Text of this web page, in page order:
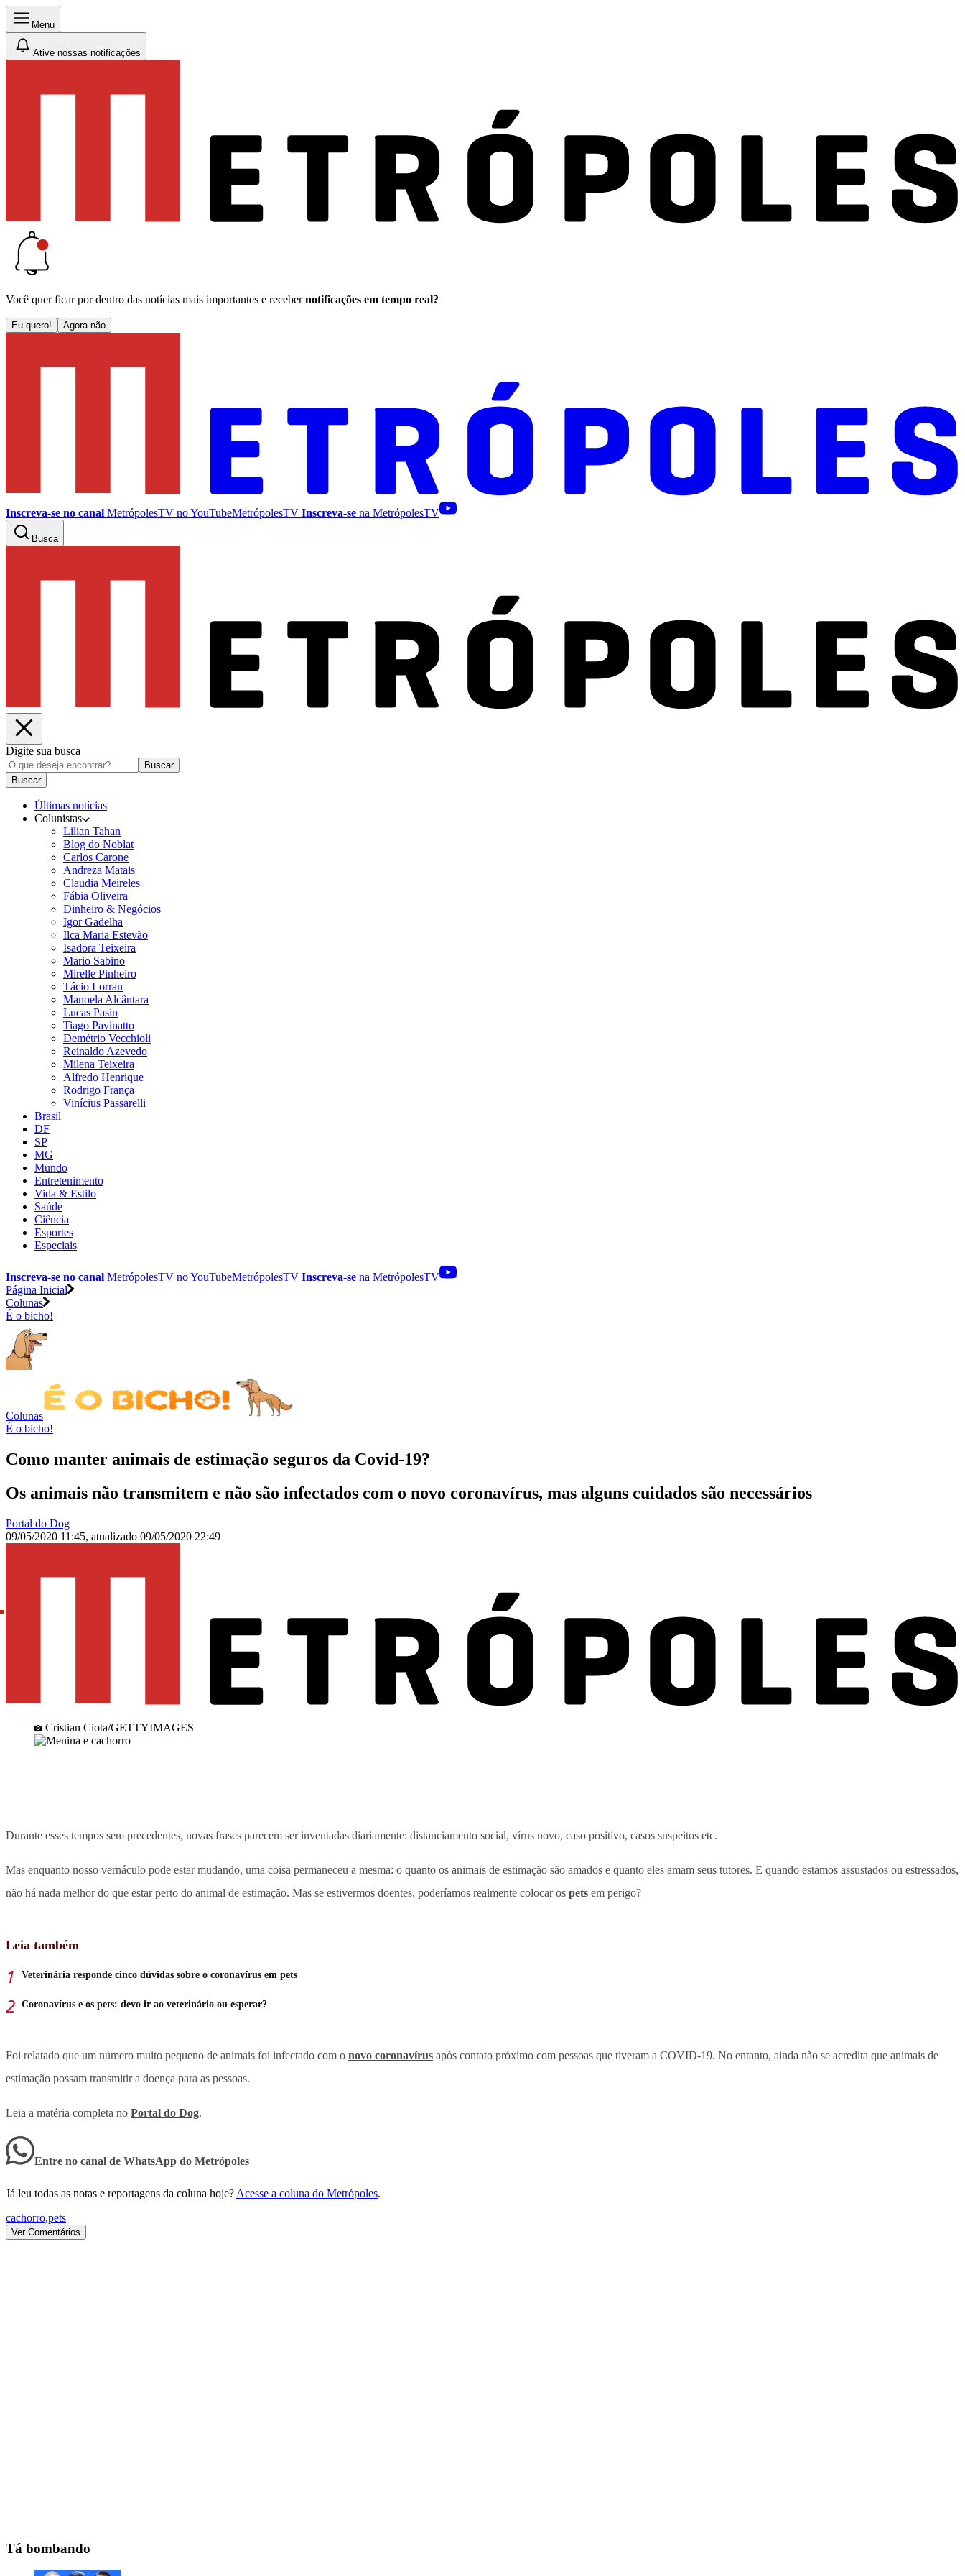
Menu
Ative nossas notificações
Você quer ficar por dentro das notícias mais importantes e receber notificações em tempo real?
Eu quero! Agora não
Inscreva-se no canal MetrópolesTV noYouTubeMetrópolesTV Inscreva-se na MetrópolesTV
Busca
Digite sua busca
Buscar
Buscar
Últimas notícias
Colunistas
Lilian Tahan
Blog do Noblat
Carlos Carone
Andreza Matais
Claudia Meireles
Fábia Oliveira
Dinheiro & Negócios
Igor Gadelha
Ilca Maria Estevão
Isadora Teixeira
Mario Sabino
Mirelle Pinheiro
Tácio Lorran
Manoela Alcântara
Lucas Pasin
Tiago Pavinatto
Demétrio Vecchioli
Reinaldo Azevedo
Milena Teixeira
Alfredo Henrique
Rodrigo França
Vinícius Passarelli
Brasil
DF
SP
MG
Mundo
Entretenimento
Vida & Estilo
Saúde
Ciência
Esportes
Especiais
Inscreva-se no canal MetrópolesTV noYouTubeMetrópolesTV Inscreva-se na MetrópolesTV
Página Inicial
Colunas
É o bicho!
Colunas
É o bicho!
Como manter animais de estimação seguros da Covid-19?
Os animais não transmitem e não são infectados com o novo coronavírus, mas alguns cuidados são necessários
Portal do Dog
09/05/2020 11:45, atualizado 09/05/2020 22:49
Cristian Ciota/GETTYIMAGES
Durante esses tempos sem precedentes, novas frases parecem ser inventadas diariamente: distanciamento social, vírus novo, caso positivo, casos suspeitos etc.
Mas enquanto nosso vernáculo pode estar mudando, uma coisa permaneceu a mesma: o quanto os animais de estimação são amados e quanto eles amam seus tutores. E quando estamos assustados ou estressados,
não há nada melhor do que estar perto do animal de estimação. Mas se estivermos doentes, poderíamos realmente colocar os pets em perigo?
Leia também
Veterinária responde cinco dúvidas sobre o coronavírus em pets
Coronavírus e os pets: devo ir ao veterinário ou esperar?
Foi relatado que um número muito pequeno de animais foi infectado com o novo coronavírus após contato próximo com pessoas que tiveram a COVID-19. No entanto, ainda não se acredita que animais de
estimação possam transmitir a doença para as pessoas.
Leia a matéria completa no Portal do Dog.
Entre no canal de WhatsApp do Metrópoles
Já leu todas as notas e reportagens da coluna hoje? Acesse a coluna do Metrópoles.
cachorro,pets
Ver Comentários
Tá bombando